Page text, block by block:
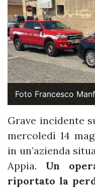
Foto Francesco
Grave incidente
mercoledì 14
in un’azienda
Appia. Un
riportato la